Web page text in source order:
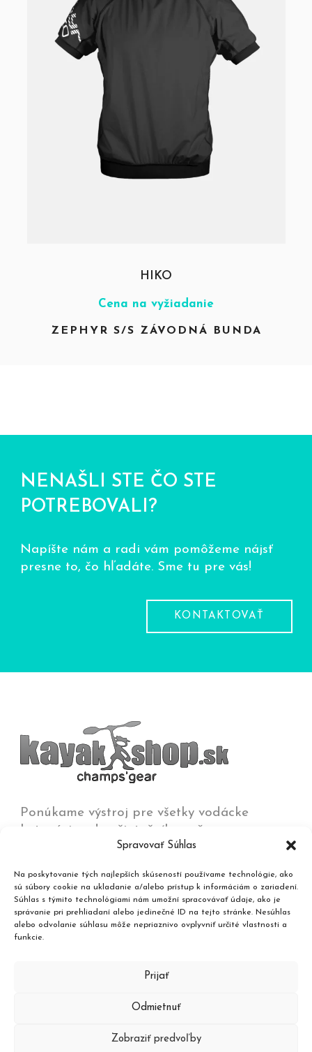
Spravovať Súhlas
Na poskytovanie tých najlepších skúseností používame technológie, ako
sú súbory cookie na ukladanie a/alebo prístup k informáciám o zariadení.
Súhlas s týmito technológiami nám umožní spracovávať údaje, ako je
správanie pri prehliadaní alebo jedinečné ID na tejto stránke. Nesúhlas
alebo odvolanie súhlasu môže nepriaznivo ovplyvniť určité vlastnosti a
funkcie.
Prijať
Odmietnuť
Zobraziť predvoľby
HIKO
Cena na vyžiadanie
ZEPHYR S/S ZÁVODNÁ BUNDA
NENAŠLI STE ČO STE
POTREBOVALI?
Napíšte nám a radi vám pomôžeme nájsť
presne to, čo hľadáte. Sme tu pre vás!
KONTAKTOVAŤ
Ponúkame výstroj pre všetky vodácke
kategórie od začiatočníkov až po
olympijských víťazov na všetkých typoch vôd
najdivokejšie rieky, umelé trate a moria.
Kontakt